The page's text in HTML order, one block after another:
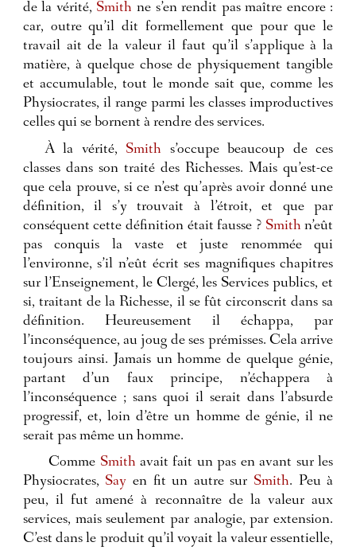
de la vérité, Smith ne s’en rendit pas maître encore :
car, outre qu’il dit formellement que pour que le
travail ait de la valeur il faut qu’il s’applique à la
matière, à quelque chose de physiquement tangible
et accumulable, tout le monde sait que, comme les
Physiocrates, il range parmi les classes improductives
celles qui se bornent à rendre des services.
À la vérité, Smith s’occupe beaucoup de ces
classes dans son traité des Richesses. Mais qu’est-ce
que cela prouve, si ce n’est qu’après avoir donné une
définition, il s’y trouvait à l’étroit, et que par
conséquent cette définition était fausse ? Smith n’eût
pas conquis la vaste et juste renommée qui
l’environne, s’il n’eût écrit ses magnifiques chapitres
sur l’Enseignement, le Clergé, les Services publics, et
si, traitant de la Richesse, il se fût circonscrit dans sa
définition. Heureusement il échappa, par
l’inconséquence, au joug de ses prémisses. Cela arrive
toujours ainsi. Jamais un homme de quelque génie,
partant d’un faux principe, n’échappera à
l’inconséquence ; sans quoi il serait dans l’absurde
progressif, et, loin d’être un homme de génie, il ne
serait pas même un homme.
Comme Smith avait fait un pas en avant sur les
Physiocrates, Say en fit un autre sur Smith. Peu à
peu, il fut amené à reconnaître de la valeur aux
services, mais seulement par analogie, par extension.
C’est dans le produit qu’il voyait la valeur essentielle,